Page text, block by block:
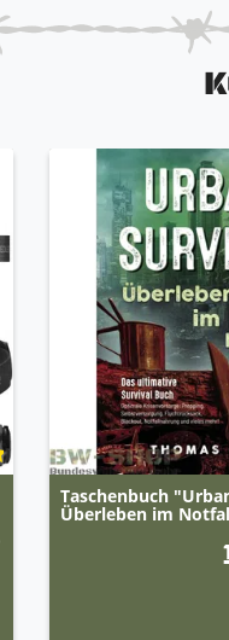
Taschenbuch
Überleben im